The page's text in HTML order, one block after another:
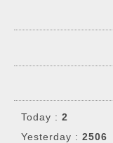
Today : 2
Yesterday : 2506